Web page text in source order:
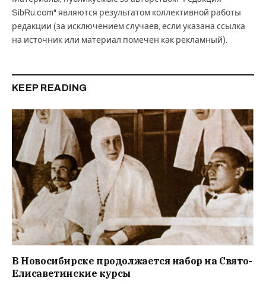
SibRu.com" являются результатом коллективной работы
редакции (за исключением случаев, если указана ссылка
на источник или материал помечен как рекламный).
KEEP READING
В Новосибирске продолжается набор на Свято-
Елисаветинские курсы